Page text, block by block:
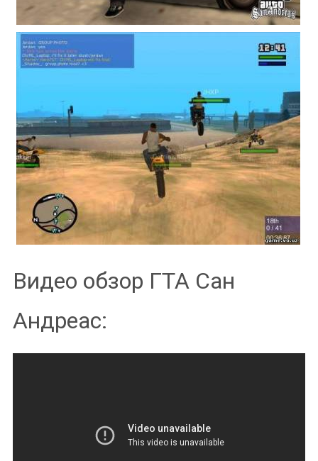
Видео обзор ГТА Сан
Андреас: